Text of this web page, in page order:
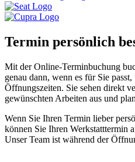
Termin persönlich
Mit der Online-Terminbuchung
genau dann, wenn es für Sie
Öffnungszeiten. Sie sehen direkt
gewünschten Arbeiten aus und
Wenn Sie Ihren Termin lieber
können Sie Ihren Werkstatttermin
Unser Team ist während der